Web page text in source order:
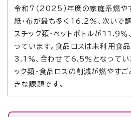
令和7（2025）年度の家庭系燃や
紙・布が最も多く16.2％、次いで
スチック類・ペットボトルが11.9
っています。食品ロスは未利用食
3.1％、合わせて6.5％となってい
ック類・食品ロスの削減が燃やす
きな課題です。